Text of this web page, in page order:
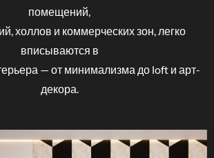
помещений,
холлов и коммерческих зон, легко
вписываются в
— от минимализма до loft и арт-
декора.